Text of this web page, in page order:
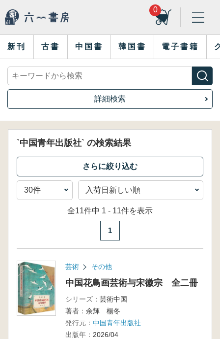
0
新刊 古書 中国書 韓国書 電子書籍
詳細検索
`中国青年出版社` の検索結果
全11件中 1 - 11件を表示
1
芸術 その他
中国花鳥画芸術与宋徽宗 全二冊
シリーズ： 芸術中国
著者： 余輝 楊冬
発行元： 中国青年出版社
出版年： 2026/04